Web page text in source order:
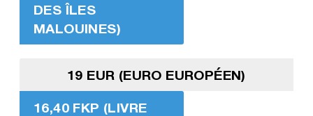
DES ÎLES
MALOUINES)
19 EUR (EURO EUROPÉEN)
16,40 FKP (LIVRE